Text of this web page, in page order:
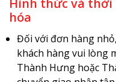
Hình thức và thời
hóa
Đối với đơn hàng
khách hàng vui lòng
Thành Hưng hoặc